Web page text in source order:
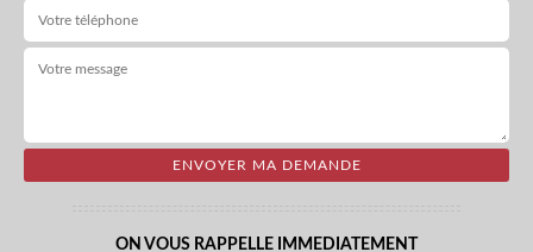
ON VOUS RAPPELLE IMMEDIATEMENT